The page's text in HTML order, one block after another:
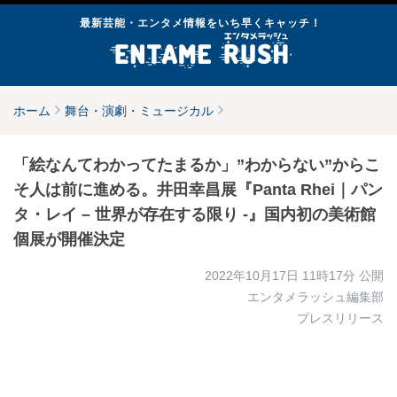
最新芸能・エンタメ情報をいち早くキャッチ！
ホーム 舞台・演劇・ミュージカル
「絵なんてわかってたまるか」”わからない”からこ
そ人は前に進める。井田幸昌展『Panta Rhei｜パン
タ・レイ – 世界が存在する限り -』国内初の美術館
個展が開催決定
2022年10月17日 11時17分 公開
エンタメラッシュ編集部
プレスリリース